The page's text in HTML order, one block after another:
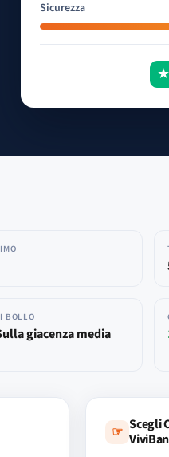
Sicurezza
★
BOLLO
giacenza media
☞ Scegli